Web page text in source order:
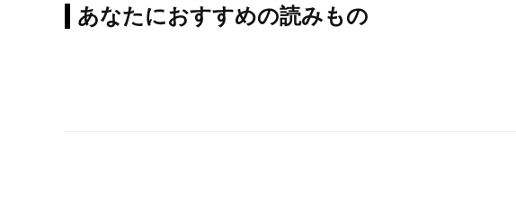
あなたにおすすめの読みもの